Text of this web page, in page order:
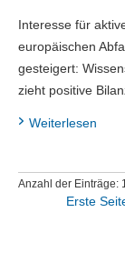
Interesse für
europäischen
gesteigert:
zieht positive
Weiterlesen
Anzahl der Einträge:
Erste